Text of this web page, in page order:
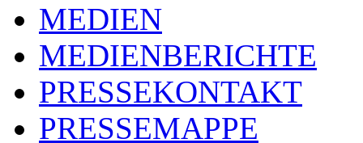
MEDIEN
MEDIENBERICHTE
PRESSEKONTAKT
PRESSEMAPPE